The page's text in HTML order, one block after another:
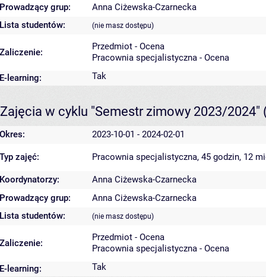
Prowadzący grup:
Anna Ciżewska-Czarnecka
Lista studentów:
(nie masz dostępu)
Zaliczenie:
Przedmiot - Ocena
Pracownia specjalistyczna - Ocena
E-learning:
Tak
Zajęcia w cyklu "Semestr zimowy 2023/2024"
Okres: 2023-10-01 - 2024-02-01
Typ zajęć: Pracownia specjalistyczna, 45 godzin, 12
Koordynatorzy:
Anna Ciżewska-Czarnecka
Prowadzący grup:
Anna Ciżewska-Czarnecka
Lista studentów:
(nie masz dostępu)
Zaliczenie:
Przedmiot - Ocena
Pracownia specjalistyczna - Ocena
E-learning:
Tak